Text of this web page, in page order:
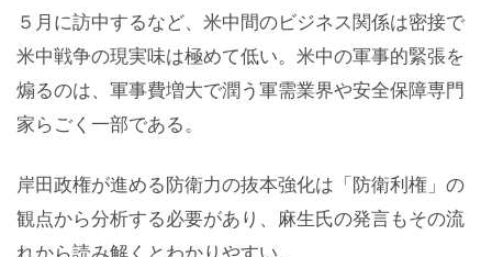
５月に訪中するなど、米中間のビジネス関係は密接で
米中戦争の現実味は極めて低い。米中の軍事的緊張を
煽るのは、軍事費増大で潤う軍需業界や安全保障専門
家らごく一部である。
岸田政権が進める防衛力の抜本強化は「防衛利権」の
観点から分析する必要があり、麻生氏の発言もその流
れから読み解くとわかりやすい。